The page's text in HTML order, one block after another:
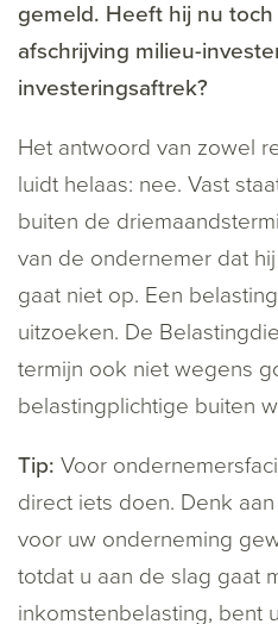
gemeld. Heeft hij nu
afschrijving milieu-
investeringsaftrek?
Het antwoord van zowel
luidt helaas: nee. Vast
buiten de
van de ondernemer dat
gaat niet op. Een
uitzoeken. De
termijn ook niet wegens
belastingplichtige buiten
Tip: Voor
direct iets doen. Denk
voor uw onderneming
totdat u aan de slag gaat
inkomstenbelasting, bent